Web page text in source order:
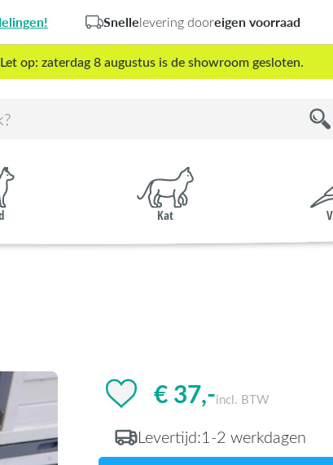
Snellelevering dooreigen voorraad
op: zaterdag 8 augustus is de showroom gesloten.
Kat
€ 37,-incl. BTW
Levertijd:1-2 werkdagen